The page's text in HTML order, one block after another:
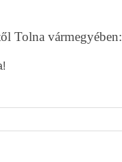
Tolna vármegyében: